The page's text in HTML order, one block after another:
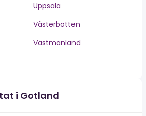
Uppsala
Västerbotten
Västmanland
i Gotland